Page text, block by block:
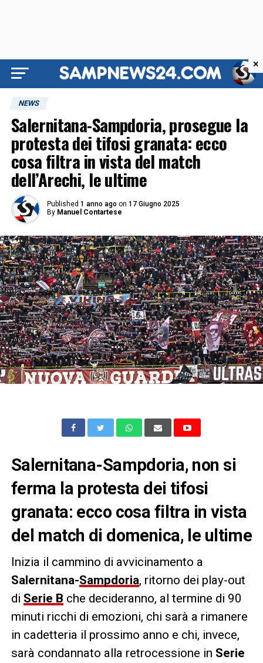
NEWS
Salernitana-Sampdoria, prosegue la
protesta dei tifosi granata: ecco
cosa filtra in vista del match
dell’Arechi, le ultime
Published 1 anno ago on 17 Giugno 2025
By Manuel Contartese
Salernitana-Sampdoria, non si
ferma la protesta dei tifosi
granata: ecco cosa filtra in vista
del match di domenica, le ultime
Inizia il cammino di avvicinamento a
Salernitana-Sampdoria, ritorno dei play-out
di Serie B che decideranno, al termine di 90
minuti ricchi di emozioni, chi sarà a rimanere
in cadetteria il prossimo anno e chi, invece,
sarà condannato alla retrocessione in Serie
×